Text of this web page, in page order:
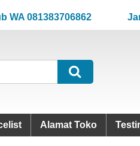
Jam
Alamat Toko